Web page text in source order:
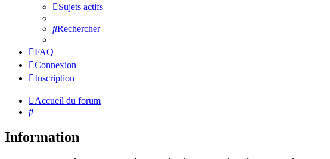
Sujets actifs
Rechercher
FAQ
Connexion
Inscription
Accueil du forum
Rechercher
Information